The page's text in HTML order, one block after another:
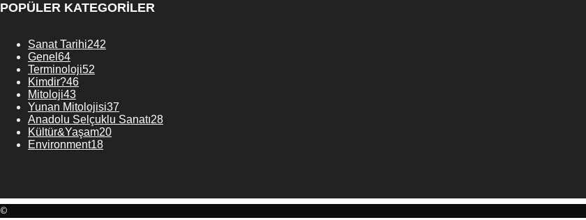
POPÜLER KATEGORİLER
Sanat Tarihi242
Genel 64
Terminoloji52
Kimdir?46
Mitoloji43
Yunan Mitolojisi37
Anadolu Selçuklu Sanatı28
Kültür&Yaşam20
Environment18
©